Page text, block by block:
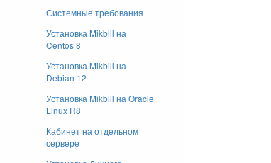
Системные требования
Установка Mikbill на
Centos 8
Установка Mikbill на
Debian 12
Установка Mikbill на Oracle
Linux R8
Кабинет на отдельном
сервере